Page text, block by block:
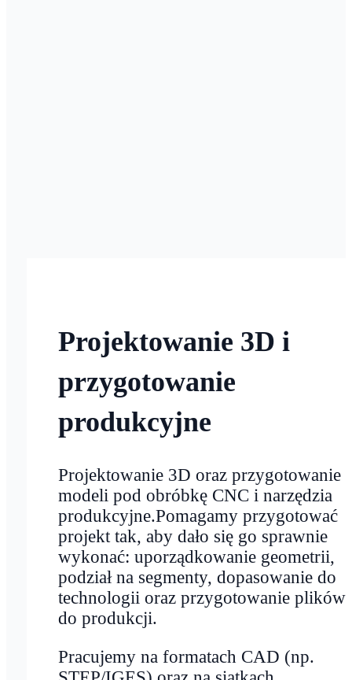
Projektowanie 3D i
przygotowanie
produkcyjne
Projektowanie 3D oraz przygotowanie
modeli pod obróbkę CNC i narzędzia
produkcyjne.Pomagamy przygotować
projekt tak, aby dało się go sprawnie
wykonać: uporządkowanie geometrii,
podział na segmenty, dopasowanie do
technologii oraz przygotowanie plików
do produkcji.
Pracujemy na formatach CAD (np.